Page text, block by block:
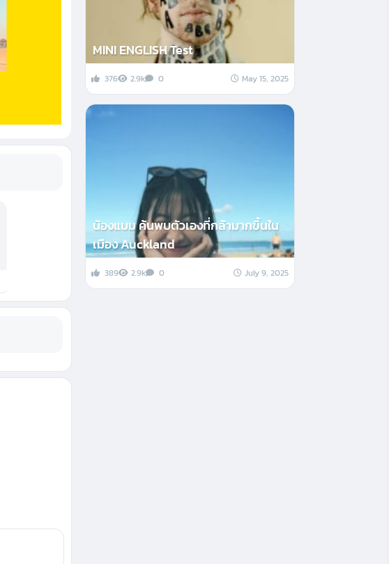
MINI ENGLISH Test
376 2.9k 0 May 15, 2025
น้องแบม ค้นพบตัวเองที่กล้ามากขึ้นใน
เมือง Auckland
389 2.9k 0 July 9, 2025